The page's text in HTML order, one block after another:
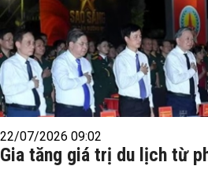
22/07/2026 09:02
Gia tăng giá trị du lịch từ